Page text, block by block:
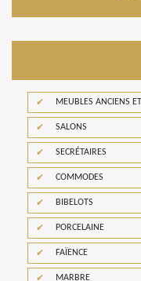
MEUBLES ANCIENS
SALONS
SECRÉTAIRES
COMMODES
BIBELOTS
PORCELAINE
FAÏENCE
MARBRE